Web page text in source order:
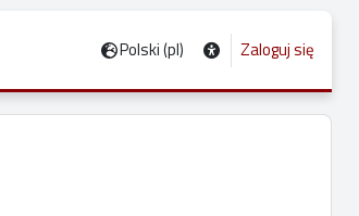
Polski ‎(pl)‎ Zaloguj się